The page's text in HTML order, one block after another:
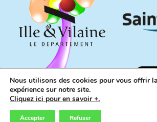
Nous utilisons des cookies pour vous offrir
expérience sur notre site.
Cliquez ici pour en savoir +.
Accepter Refuser